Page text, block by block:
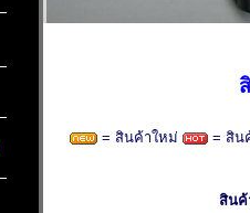
= สินค้าใหม่
= สิน
สินค้